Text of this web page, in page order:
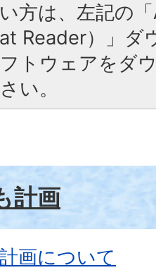
方は、左記の
Reader）」ダ
トウェアをダ
い。
計画
画について